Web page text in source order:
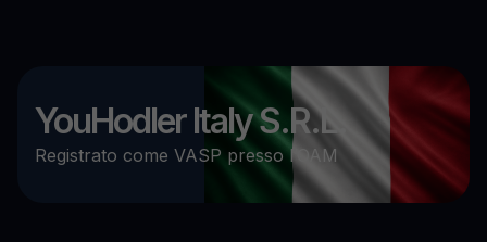
YouHodler Italy S.R.L.
Registrato come VASP presso l’OAM